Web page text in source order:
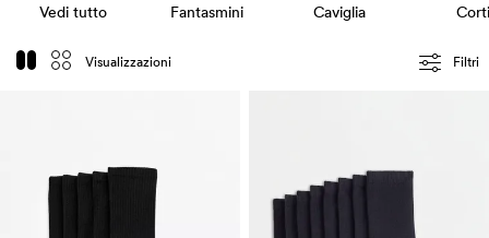
Visualizzazioni Filtri
Vedi tutto Fantasmini Caviglia Corti